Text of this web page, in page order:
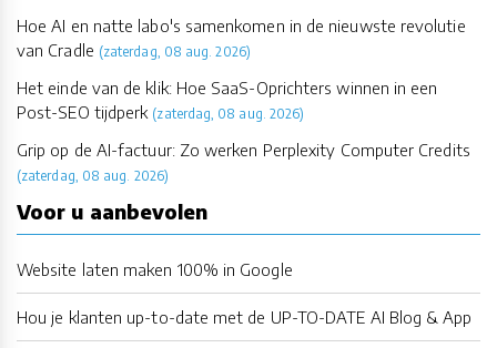
Hoe AI en natte labo's samenkomen in de nieuwste revolutie
van Cradle (zaterdag, 08 aug. 2026)
Het einde van de klik: Hoe SaaS-Oprichters winnen in een
Post-SEO tijdperk (zaterdag, 08 aug. 2026)
Grip op de AI-factuur: Zo werken Perplexity Computer Credits
(zaterdag, 08 aug. 2026)
Voor u aanbevolen
Website laten maken 100% in Google
Hou je klanten up-to-date met de UP-TO-DATE AI Blog & App